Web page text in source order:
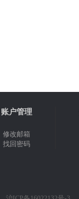
账户管理
修改邮箱
找回密码